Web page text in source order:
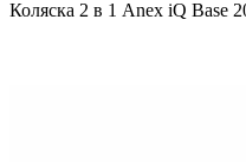
Коляска 2 в 1 Anex iQ Base